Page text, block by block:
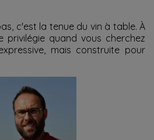
c'est la tenue du vin à table. À
privilégie quand vous cherchez
mais construite pour